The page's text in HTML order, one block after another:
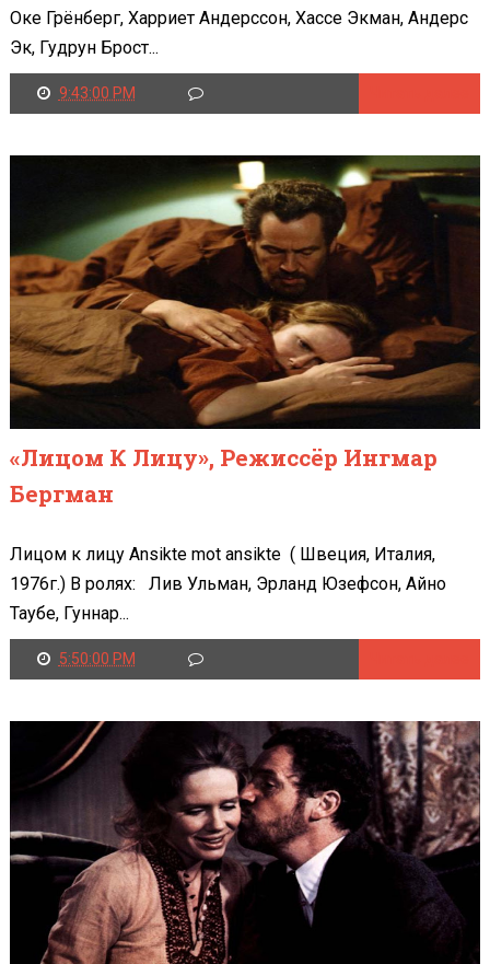
Оке Грёнберг, Харриет Андерссон, Хассе Экман, Андерс
Эк, Гудрун Брост...
9:43:00 PM
«Лицом К Лицу», Режиссёр Ингмар
Бергман
Лицом к лицу Ansikte mot ansikte ( Швеция, Италия,
1976г.) В ролях: Лив Ульман, Эрланд Юзефсон, Айно
Таубе, Гуннар...
5:50:00 PM